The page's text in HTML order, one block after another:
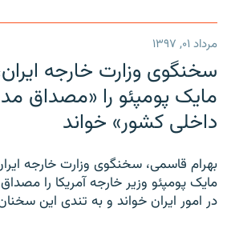
مرداد ۰۱, ۱۳۹۷
سخنگوی وزارت خارجه
مایک پومپئو را «مصداق
داخلی کشور» خواند
بهرام قاسمی، سخنگوی وزارت خارجه
مایک پومپئو وزیر خارجه آمریکا را
در امور ایران خواند و به تندی این